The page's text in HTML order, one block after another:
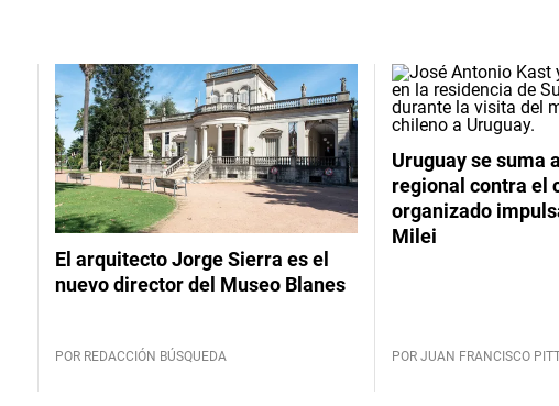
El arquitecto Jorge Sierra es el
nuevo director del Museo Blanes
POR REDACCIÓN BÚSQUEDA
Uruguay se suma
regional contra el
organizado
Milei
POR JUAN FRANCISCO